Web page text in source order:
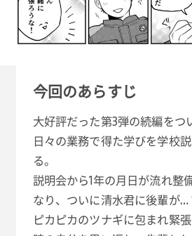
今回のあらすじ
大好評だった第3弾の続編をつ
日々の業務で得た学びを学校
る。
説明会から1年の月日が流れ整
なり、ついに清水君に後輩が…
ピカピカのツナギに包まれ緊